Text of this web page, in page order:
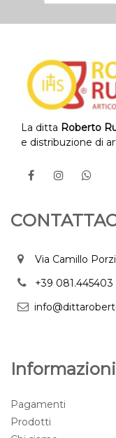
La ditta Roberto
e distribuzione di
Via Camillo
+39 081.445403
Informazioni
Pagamenti
Prodotti